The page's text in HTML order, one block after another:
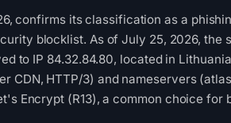
confirms its classification as a
blocklist. As of July 25, 2026, the
to IP 84.32.84.80, located in
CDN, HTTP/3) and nameservers
Encrypt (R13), a common choice for